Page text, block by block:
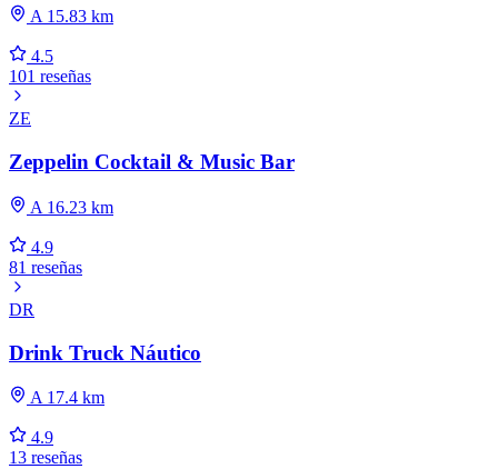
A 15.83 km
4.5
101 reseñas
ZE
Zeppelin Cocktail & Music Bar
A 16.23 km
4.9
81 reseñas
DR
Drink Truck Náutico
A 17.4 km
4.9
13 reseñas